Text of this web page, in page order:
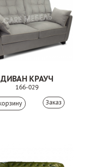
ДИВАН КРАУЧ
166-029
Заказ